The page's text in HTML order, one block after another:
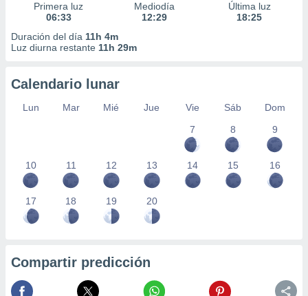
Primera luz
06:33
Mediodía
12:29
Última luz
18:25
Duración del día 11h 4m
Luz diurna restante 11h 29m
Calendario lunar
Lun Mar Mié Jue Vie Sáb
Dom
7
8 9
10 11 12 13 14 15 16
17 18 19 20
Compartir predicción